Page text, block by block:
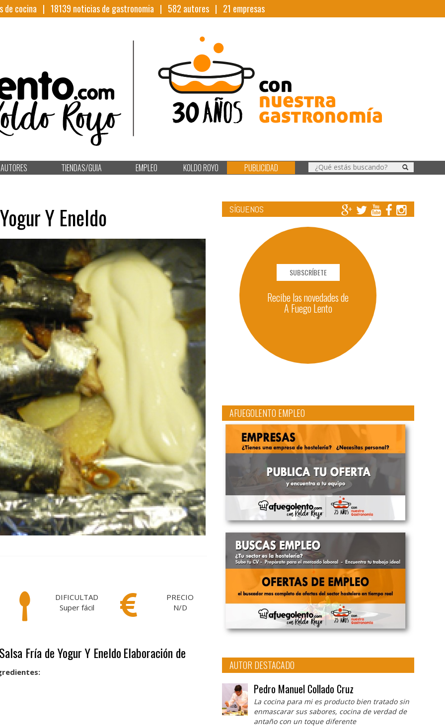
de cocina | 18139 noticias de gastronomia | 582 autores | 21 empresas
AUTORES TIENDAS/GUIA EMPLEO KOLDO ROYO PUBLICIDAD
Y Eneldo
DIFICULTAD
Super fácil
PRECIO
N/D
Fría de Yogur Y EneldoElaboración de
SÍGUENOS
SUBSCRÍBETE
Recibe las novedades de
A Fuego Lento
AFUEGOLENTO EMPLEO
AUTOR DESTACADO
Pedro Manuel Collado Cruz
La cocina para mi es producto bien tratado sin
enmascarar sus sabores, cocina de verdad de
antaño con un toque diferente